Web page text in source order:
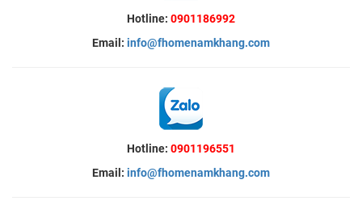
Hotline: 0901186992
Email: info@fhomenamkhang.com
Hotline: 0901196551
Email: info@fhomenamkhang.com